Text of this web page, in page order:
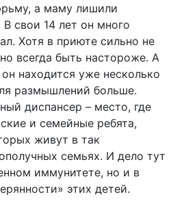
а маму лишили
В свои 14 лет он много
Хотя в приюте сильно не
всегда быть настороже. А
находится уже несколько
размышлений больше.
диспансер – место, где
и семейные ребята,
живут в так
семьях. И дело тут
иммунитете, но и в
этих детей.